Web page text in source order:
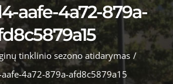
aafe-4a72-879a-
tinklinio sezono atidarymas /
4a72-879a-afd8c5879a15